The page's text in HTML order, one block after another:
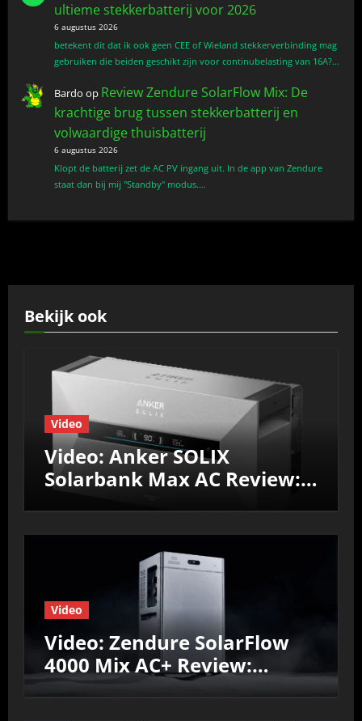
ultieme stekkerbatterij voor 2026
6 augustus 2026
betekent dit dat ik ook geen CEE of Wieland stekkerverbinding mag
gebruiken die beiden geschikt zijn voor continubelasting van 16A?…
Bardo op Review Zendure SolarFlow Mix: De
krachtige brug tussen stekkerbatterij en
volwaardige thuisbatterij
6 augustus 2026
Klopt de batterij zet de AC PV ingang uit. In de app van Zendure
staat dan bij mij "Standby" modus.…
Bekijk ook
Video
Video: Anker SOLIX
Solarbank Max AC Review:
Efficiëntie, prestaties &
Video
Video: Zendure SolarFlow
4000 Mix AC+ Review:
Efficiëntie, prestaties &